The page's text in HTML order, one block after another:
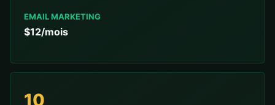
EMAIL MARKETING
$12/mois
10